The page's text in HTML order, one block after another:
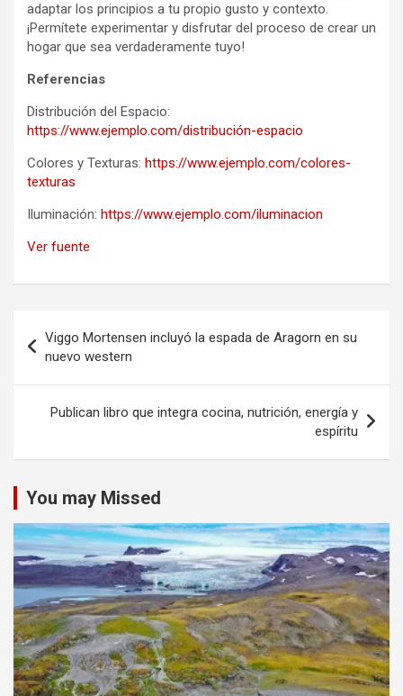
adaptar los principios a tu propio gusto y contexto.
¡Permítete experimentar y disfrutar del proceso de crear un
hogar que sea verdaderamente tuyo!
Referencias
Distribución del Espacio:
https://www.ejemplo.com/distribución-espacio
Colores y Texturas: https://www.ejemplo.com/colores-
texturas
Iluminación: https://www.ejemplo.com/iluminacion
Ver fuente
de
entradas
Viggo Mortensen incluyó la espada de Aragorn en su
nuevo western
Publican libro que integra cocina, nutrición, energía y
espíritu
You may Missed